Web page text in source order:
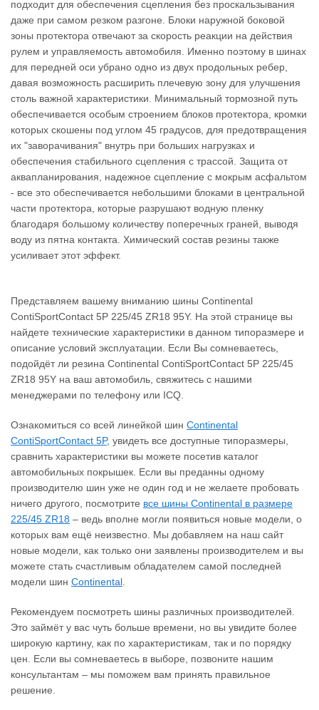
подходит для обеспечения сцепления без проскальзывания
даже при самом резком разгоне. Блоки наружной боковой
зоны протектора отвечают за скорость реакции на действия
рулем и управляемость автомобиля. Именно поэтому в шинах
для передней оси убрано одно из двух продольных ребер,
давая возможность расширить плечевую зону для улучшения
столь важной характеристики. Минимальный тормозной путь
обеспечивается особым строением блоков протектора, кромки
которых скошены под углом 45 градусов, для предотвращения
их "заворачивания" внутрь при больших нагрузках и
обеспечения стабильного сцепления с трассой. Защита от
аквапланирования, надежное сцепление с мокрым асфальтом
- все это обеспечивается небольшими блоками в центральной
части протектора, которые разрушают водную пленку
благодаря большому количеству поперечных граней, выводя
воду из пятна контакта. Химический состав резины также
усиливает этот эффект.
Представляем вашему вниманию шины Continental
ContiSportContact 5P 225/45 ZR18 95Y. На этой странице вы
найдете технические характеристики в данном типоразмере и
описание условий эксплуатации. Если Вы сомневаетесь,
подойдёт ли резина Continental ContiSportContact 5P 225/45
ZR18 95Y на ваш автомобиль, свяжитесь с нашими
менеджерами по телефону или ICQ.
Ознакомиться со всей линейкой шин Continental
ContiSportContact 5P, увидеть все доступные типоразмеры,
сравнить характеристики вы можете посетив каталог
автомобильных покрышек. Если вы преданны одному
производителю шин уже не один год и не желаете пробовать
ничего другого, посмотрите все шины Continental в размере
225/45 ZR18 – ведь вполне могли появиться новые модели, о
которых вам ещё неизвестно. Мы добавляем на наш сайт
новые модели, как только они заявлены производителем и вы
можете стать счастливым обладателем самой последней
модели шин Continental.
Рекомендуем посмотреть шины различных производителей.
Это займёт у вас чуть больше времени, но вы увидите более
широкую картину, как по характеристикам, так и по порядку
цен. Если вы сомневаетесь в выборе, позвоните нашим
консультантам – мы поможем вам принять правильное
решение.